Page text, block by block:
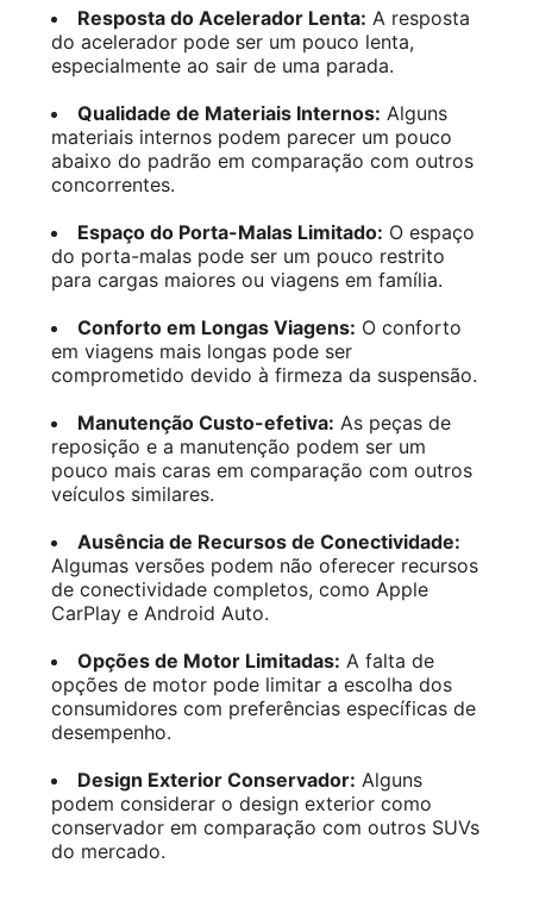
Resposta do Acelerador Lenta: A resposta
do acelerador pode ser um pouco lenta,
especialmente ao sair de uma parada.
Qualidade de Materiais Internos: Alguns
materiais internos podem parecer um pouco
abaixo do padrão em comparação com outros
concorrentes.
Espaço do Porta-Malas Limitado: O espaço
do porta-malas pode ser um pouco restrito
para cargas maiores ou viagens em família.
Conforto em Longas Viagens: O conforto
em viagens mais longas pode ser
comprometido devido à firmeza da suspensão.
Manutenção Custo-efetiva: As peças de
reposição e a manutenção podem ser um
pouco mais caras em comparação com outros
veículos similares.
Ausência de Recursos de Conectividade:
Algumas versões podem não oferecer recursos
de conectividade completos, como Apple
CarPlay e Android Auto.
Opções de Motor Limitadas: A falta de
opções de motor pode limitar a escolha dos
consumidores com preferências específicas de
desempenho.
Design Exterior Conservador: Alguns
podem considerar o design exterior como
conservador em comparação com outros SUVs
do mercado.